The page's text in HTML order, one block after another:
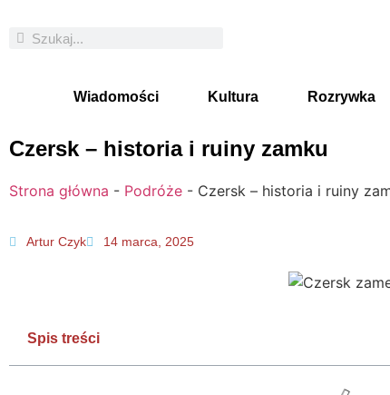
Wiadomości Kultura Rozrywka
Czersk – historia i ruiny zamku
Strona główna - Podróże - Czersk – historia i ruiny
Artur Czyk 14 marca, 2025
Spis treści